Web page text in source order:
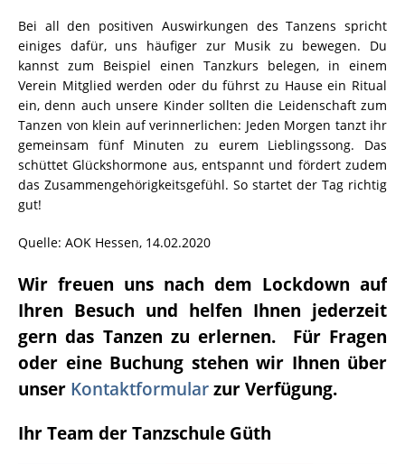
Bei all den positiven Auswirkungen des Tanzens spricht
einiges dafür, uns häufiger zur Musik zu bewegen. Du
kannst zum Beispiel einen Tanzkurs belegen, in einem
Verein Mitglied werden oder du führst zu Hause ein Ritual
ein, denn auch unsere Kinder sollten die Leidenschaft zum
Tanzen von klein auf verinnerlichen: Jeden Morgen tanzt ihr
gemeinsam fünf Minuten zu eurem Lieblingssong. Das
schüttet Glückshormone aus, entspannt und fördert zudem
das Zusammengehörigkeitsgefühl. So startet der Tag richtig
gut!
Quelle: AOK Hessen, 14.02.2020
Wir freuen uns nach dem Lockdown auf
Ihren Besuch und helfen Ihnen jederzeit
gern das Tanzen zu erlernen. Für Fragen
oder eine Buchung stehen wir Ihnen über
unser Kontaktformular zur Verfügung.
Ihr Team der Tanzschule Güth